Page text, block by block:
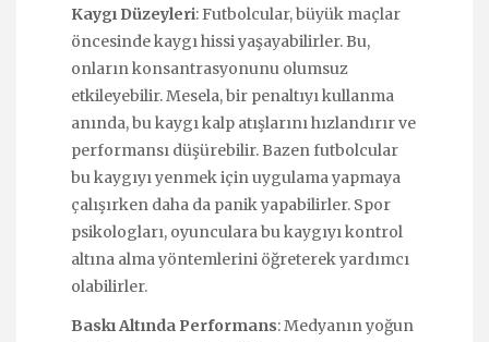
Kaygı Düzeyleri: Futbolcular, büyük maçlar
öncesinde kaygı hissi yaşayabilirler. Bu,
onların konsantrasyonunu olumsuz
etkileyebilir. Mesela, bir penaltıyı kullanma
anında, bu kaygı kalp atışlarını hızlandırır ve
performansı düşürebilir. Bazen futbolcular
bu kaygıyı yenmek için uygulama yapmaya
çalışırken daha da panik yapabilirler. Spor
psikologları, oyunculara bu kaygıyı kontrol
altına alma yöntemlerini öğreterek yardımcı
olabilirler.
Baskı Altında Performans: Medyanın yoğun